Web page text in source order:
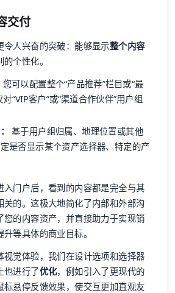
交付
令人兴奋的突破：能够显示整个内容
的个性化。
您可以配置整个“产品推荐”栏目或“最
“VIP客户”或“渠道合作伙伴”用户组
基于用户组归属、地理位置或其他
是否显示某个资产选择器、特定的产
入门户后，看到的内容都是完全与其
关的。这极大地简化了内部和外部沟
您的内容资产，并直接助力于实现销
等具体的商业目标。
视觉体验，我们在设计选项和选择器
也进行了优化，例如引入了更现代的
标悬停反馈效果，使交互更加直观友